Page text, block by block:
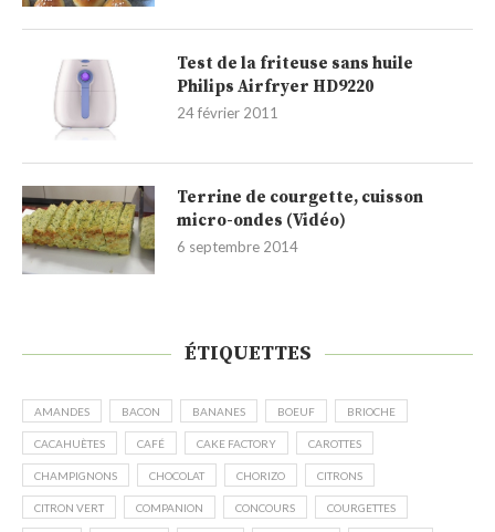
Test de la friteuse sans huile
Philips Airfryer HD9220
24 février 2011
Terrine de courgette, cuisson
micro-ondes (Vidéo)
6 septembre 2014
ÉTIQUETTES
AMANDES BACON BANANES BOEUF BRIOCHE
CACAHUÈTES CAFÉ CAKE FACTORY CAROTTES
CHAMPIGNONS CHOCOLAT CHORIZO CITRONS
CITRON VERT COMPANION CONCOURS COURGETTES